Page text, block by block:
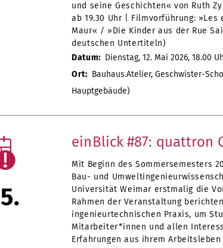
und seine Geschichten« von Ruth
ab 19.30 Uhr | Filmvorführung:
Maur« / »Die Kinder aus der Rue
deutschen Untertiteln)
Datum: Dienstag, 12. Mai 2026, 18.00
Ort: Bauhaus.Atelier, Geschwister-
Hauptgebäude)
5
einBlick #87: quattron
Mit Beginn des Sommersemesters
Bau- und
Universität Weimar erstmalig die
Rahmen der Veranstaltung
ingenieurtechnischen Praxis, um
Mitarbeiter*innen und allen
Erfahrungen aus ihrem